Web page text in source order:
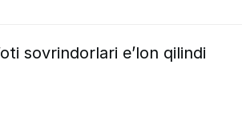
sovrindorlari e’lon qilindi